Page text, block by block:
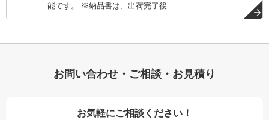
能です。 ※納品書は、出荷完了後
お問い合わせ・ご相談・お見積り
お気軽にご相談ください！